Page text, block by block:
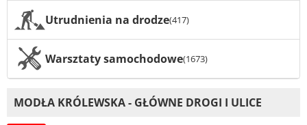
Utrudnienia na drodze(417)
Warsztaty samochodowe(1673)
MODŁA KRÓLEWSKA - GŁÓWNE DROGI I ULICE